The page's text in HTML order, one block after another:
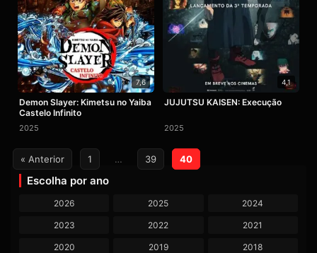
7,6
Demon Slayer: Kimetsu no Yaiba
Castelo Infinito
2025
4,1
JUJUTSU KAISEN: Execução
2025
Paginação
de
posts
« Anterior 1 … 39 40
Escolha por ano
2026 2025 2024
2023 2022 2021
2020 2019 2018